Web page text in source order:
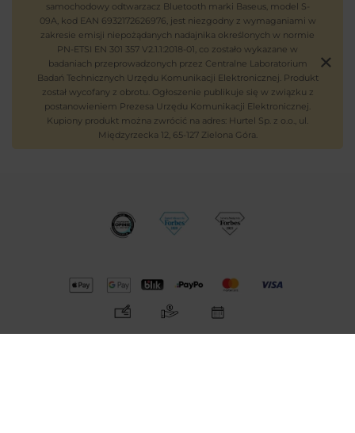
samochodowy odtwarzacz Bluetooth marki Baseus, model S-
09A, kod EAN 6932172626976, jest niezgodny z wymaganiami w
zakresie emisji niepożądanych nadajnika określonych w normie
PN-ETSI EN 301 357 V2.1.1:2018-01, co zostało wykazane w
badaniach przeprowadzonych przez Centralne Laboratorium
Badań Technicznych Urzędu Komunikacji Elektronicznej. Produkt
został wycofany z obrotu. Ogłoszenie publikuje się w związku z
postanowieniem Prezesa Urzędu Komunikacji Elektronicznej.
Kupiony produkt można zwrócić na adres: Hurtel Sp. z o.o., ul.
Międzyrzecka 12, 65-127 Zielona Góra.